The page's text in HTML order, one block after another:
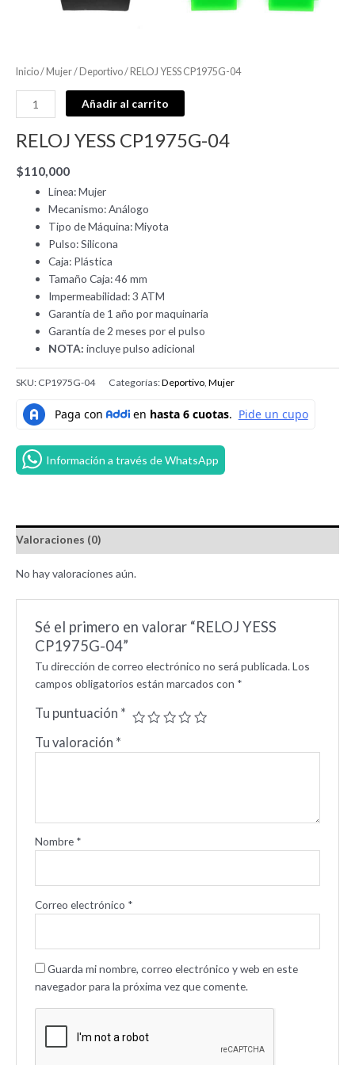
Inicio/Mujer/Deportivo/ RELOJ YESS CP1975G-04
Añadir al carrito
RELOJ YESS CP1975G-04
$110,000
Línea: Mujer
Mecanismo: Análogo
Tipo de Máquina: Miyota
Pulso: Silicona
Caja: Plástica
Tamaño Caja: 46 mm
Impermeabilidad: 3 ATM
Garantía de 1 año por maquinaria
Garantía de 2 meses por el pulso
NOTA: incluye pulso adicional
SKU: CP1975G-04 Categorías:Deportivo Mujer
Información a través de WhatsApp
Valoraciones (0)
No hay valoraciones aún.
Sé el primero en valorar “RELOJ YESS
CP1975G-04”
Tu dirección de correo electrónico no será publicada. Los
campos obligatorios están marcados con *
Tu puntuación *
Tu valoración *
Nombre *
Correo electrónico *
Guarda mi nombre, correo electrónico y web en este
navegador para la próxima vez que comente.